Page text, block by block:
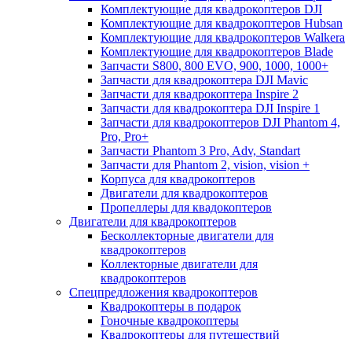
Комплектующие для квадрокоптеров DJI
Комплектующие для квадрокоптеров Hubsan
Комплектующие для квадрокоптеров Walkera
Комплектующие для квадрокоптеров Blade
Запчасти S800, 800 EVO, 900, 1000, 1000+
Запчасти для квадрокоптера DJI Mavic
Запчасти для квадрокоптера Inspire 2
Запчасти для квадрокоптера DJI Inspire 1
Запчасти для квадрокоптеров DJI Phantom 4,
Pro, Pro+
Запчасти Phantom 3 Pro, Adv, Standart
Запчасти для Phantom 2, vision, vision +
Корпуса для квадрокоптеров
Двигатели для квадрокоптеров
Пропеллеры для квадокоптеров
Двигатели для квадрокоптеров
Бесколлекторные двигатели для
квадрокоптеров
Коллекторные двигатели для
квадрокоптеров
Спецпредложения квадрокоптеров
Квадрокоптеры в подарок
Гоночные квадрокоптеры
Квадрокоптеры для путешествий